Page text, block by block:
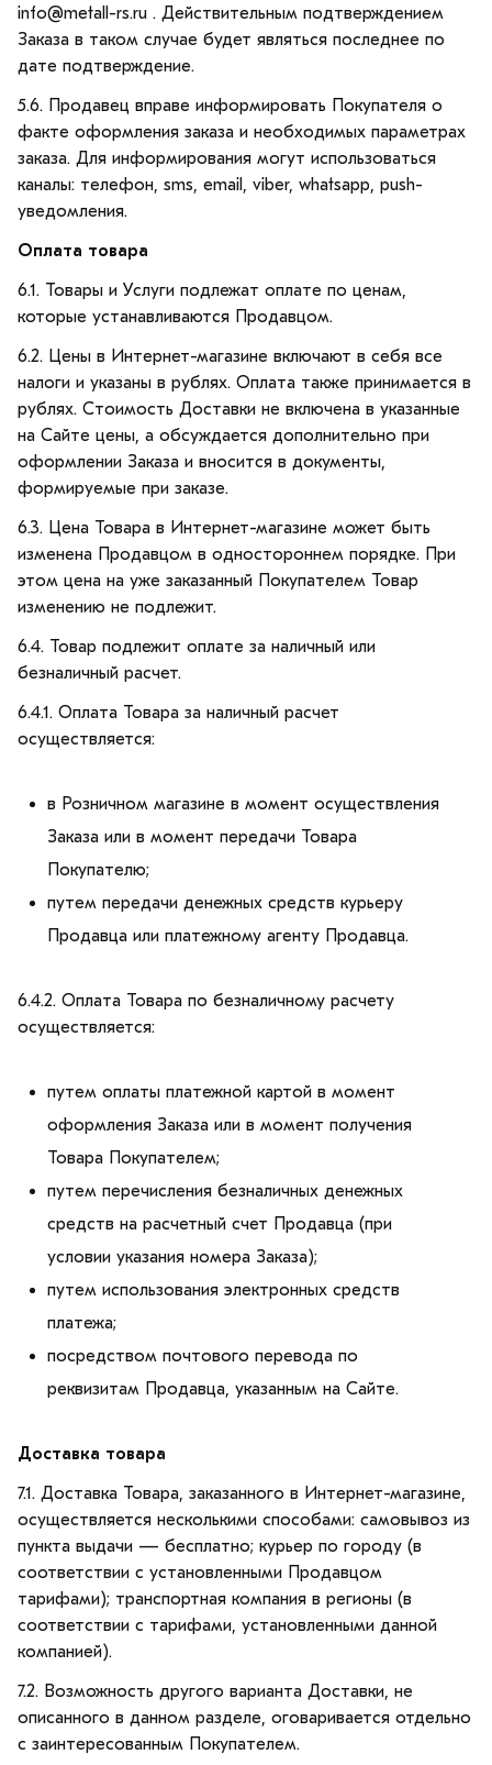
info@metall-rs.ru . Действительным подтверждением
Заказа в таком случае будет являться последнее по
дате подтверждение.
5.6. Продавец вправе информировать Покупателя о
факте оформления заказа и необходимых параметрах
заказа. Для информирования могут использоваться
каналы: телефон, sms, email, viber, whatsapp, push-
уведомления.
Оплата товара
6.1. Товары и Услуги подлежат оплате по ценам,
которые устанавливаются Продавцом.
6.2. Цены в Интернет-магазине включают в себя все
налоги и указаны в рублях. Оплата также принимается в
рублях. Стоимость Доставки не включена в указанные
на Сайте цены, а обсуждается дополнительно при
оформлении Заказа и вносится в документы,
формируемые при заказе.
6.3. Цена Товара в Интернет-магазине может быть
изменена Продавцом в одностороннем порядке. При
этом цена на уже заказанный Покупателем Товар
изменению не подлежит.
6.4. Товар подлежит оплате за наличный или
безналичный расчет.
6.4.1. Оплата Товара за наличный расчет
осуществляется:
в Розничном магазине в момент осуществления
Заказа или в момент передачи Товара
Покупателю;
путем передачи денежных средств курьеру
Продавца или платежному агенту Продавца.
6.4.2. Оплата Товара по безналичному расчету
осуществляется:
путем оплаты платежной картой в момент
оформления Заказа или в момент получения
Товара Покупателем;
путем перечисления безналичных денежных
средств на расчетный счет Продавца (при
условии указания номера Заказа);
путем использования электронных средств
платежа;
посредством почтового перевода по
реквизитам Продавца, указанным на Сайте.
Доставка товара
7.1. Доставка Товара, заказанного в Интернет-магазине,
осуществляется несколькими способами: самовывоз из
пункта выдачи — бесплатно; курьер по городу (в
соответствии с установленными Продавцом
тарифами); транспортная компания в регионы (в
соответствии с тарифами, установленными данной
компанией).
7.2. Возможность другого варианта Доставки, не
описанного в данном разделе, оговаривается отдельно
с заинтересованным Покупателем.